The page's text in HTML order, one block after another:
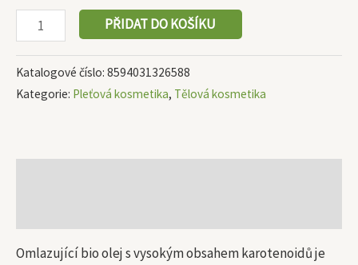
PŘIDAT DO KOŠÍKU
Katalogové číslo: 8594031326588
Kategorie: Pleťová kosmetika, Tělová kosmetika
Omlazující bio olej s vysokým obsahem karotenoidů je